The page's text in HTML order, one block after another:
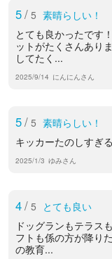
5/ 5 素晴らしい！
とても良かったです
ットがたくさんあり
してたく...
2025/9/14 にんにんさん
5/ 5 素晴らしい！
キッカーたのしすぎる
2025/1/3 ゆみさん
4/ 5 とても良い
ドッグランもテラス
フトも係の方が降り
の教育...